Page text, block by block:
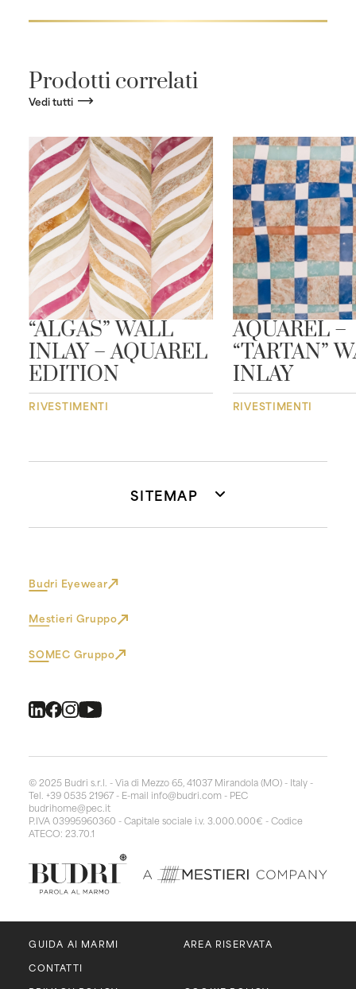
Prodotti correlati
Vedi tutti
“ALGAS” WALL
INLAY – AQUAREL
EDITION
RIVESTIMENTI
AQUAREL –
“TARTAN”
INLAY
RIVESTIMENTI
SITEMAP
Budri Eyewear
Mestieri Gruppo
SOMEC Gruppo
© 2025 Budri s.r.l. - Via di Mezzo 65, 41037 Mirandola (MO) - Italy -
Tel. +39 0535 21967 - E-mail info@budri.com - PEC
budrihome@pec.it
P.IVA 03995960360 - Capitale sociale i.v. 3.000.000€ - Codice
ATECO: 23.70.1
GUIDA AI MARMI
AREA RISERVATA
CONTATTI